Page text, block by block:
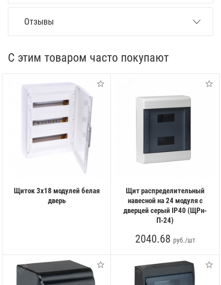
Отзывы
С этим товаром часто покупают
Щиток 3х18 модулей белая
дверь
Щит распределительный
навесной на 24 модуля с
дверцей серый IP40 (ЩРн-
П-24)
2040.68 руб./шт